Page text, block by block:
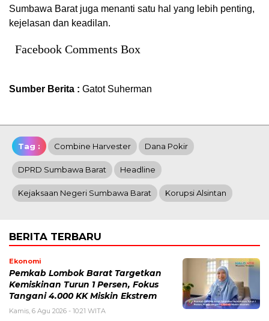
Sumbawa Barat juga menanti satu hal yang lebih penting,
kejelasan dan keadilan.
Facebook Comments Box
Sumber Berita : Gatot Suherman
Tag : Combine Harvester Dana Pokir
DPRD Sumbawa Barat Headline
Kejaksaan Negeri Sumbawa Barat Korupsi Alsintan
BERITA TERBARU
Ekonomi
Pemkab Lombok Barat Targetkan
Kemiskinan Turun 1 Persen, Fokus
Tangani 4.000 KK Miskin Ekstrem
Kamis, 6 Agu 2026 - 10:21 WITA